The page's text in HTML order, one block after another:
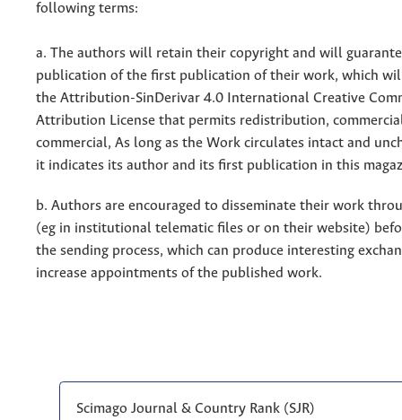
following terms:
a. The authors will retain their copyright and will
publication of the first publication of their work, which
the Attribution-SinDerivar 4.0 International Creative
Attribution License that permits redistribution,
commercial, As long as the Work circulates intact and
it indicates its author and its first publication in this
b. Authors are encouraged to disseminate their work
(eg in institutional telematic files or on their website)
the sending process, which can produce interesting
increase appointments of the published work.
Scimago Journal & Country Rank (SJR)